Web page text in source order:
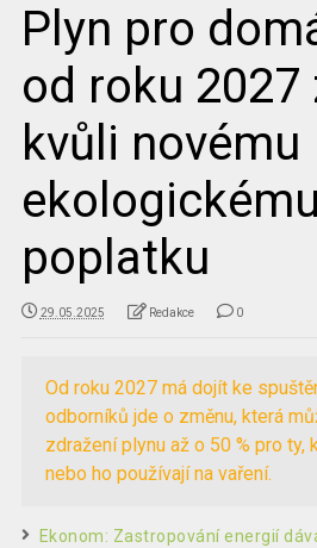
Plyn pro
od roku 2027
kvůli novému
ekologickému
poplatku
29.05.2025 Redakce 0
Od roku 2027 má dojít ke
odborníků jde o změnu, která
zdražení plynu až o 50 % pro ty,
nebo ho používají na vaření.
Ekonom: Zastropování energií